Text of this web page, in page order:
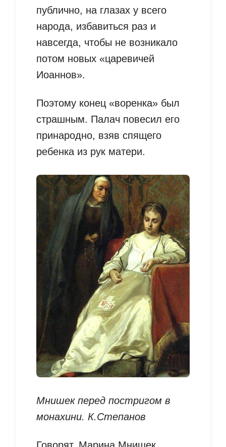
публично, на глазах у всего
народа, избавиться раз и
навсегда, чтобы не возникало
потом новых «царевичей
Иоаннов».
Поэтому конец «воренка» был
страшным. Палач повесил его
принародно, взяв спящего
ребенка из рук матери.
Мнишек перед постригом в
монахини. К.Степанов